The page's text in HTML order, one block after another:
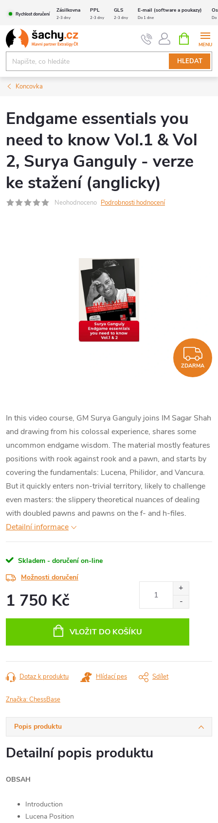
obsah
Rychlost doručení
Zásilkovna PPL GLS E-mail (software a poukazy)
2-3 dny 2-3 dny 2-3 dny Do 1 dne Do
HLEDAT
NÁKUPNÍ
KOŠÍK
Koncovka
Endgame essentials you
need to know Vol.1 & Vol
2, Surya Ganguly - verze
ke stažení (anglicky)
Neohodnoceno Podrobnosti hodnocení
ZDARMA
In this video course, GM Surya Ganguly joins IM Sagar Shah
and drawing from his colossal experience, shares some
uncommon endgame wisdom. The material mostly features
positions with rook against rook and a pawn, and starts by
covering the fundamentals: Lucena, Philidor, and Vancura.
But it quickly enters non-trivial territory, likely to challenge
even masters: the slippery theoretical nuances of dealing
with doubled pawns and pawns on the f- and h-files.
Detailní informace
Skladem - doručení on-line
Možnosti doručení
1 750 Kč
VLOŽIT DO KOŠÍKU
Dotaz k produktu Hlídací pes Sdílet
Značka:ChessBase
Popis produktu
Detailní popis produktu
OBSAH
Introduction
Lucena Position